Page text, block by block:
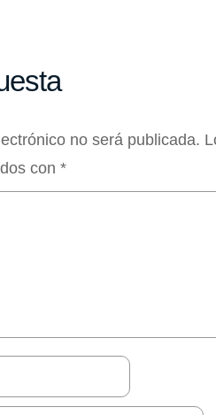
no será publicada.
con *